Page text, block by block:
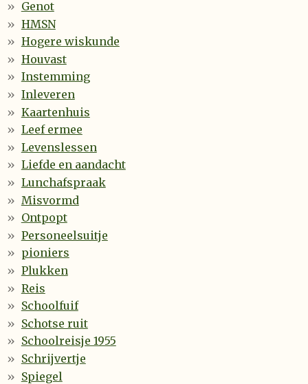
Genot
HMSN
Hogere wiskunde
Houvast
Instemming
Inleveren
Kaartenhuis
Leef ermee
Levenslessen
Liefde en aandacht
Lunchafspraak
Misvormd
Ontpopt
Personeelsuitje
pioniers
Plukken
Reis
Schoolfuif
Schotse ruit
Schoolreisje 1955
Schrijvertje
Spiegel